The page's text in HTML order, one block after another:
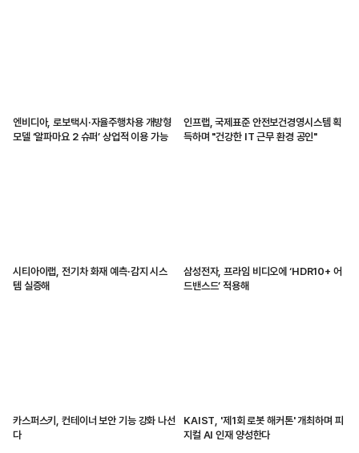
엔비디아, 로보택시·자율주행차용 개방형
모델 ‘알파마요 2 슈퍼’ 상업적 이용 가능
인프랩, 국제표준 안전보건경영시스템 획
득하며 "건강한 IT 근무 환경 공인"
시티아이랩, 전기차 화재 예측·감지 시스
템 실증해
삼성전자, 프라임 비디오에 ‘HDR10+ 어
드밴스드’ 적용해
카스퍼스키, 컨테이너 보안 기능 강화 나선
다
KAIST, '제1회 로봇 해커톤' 개최하며 피
지컬 AI 인재 양성한다